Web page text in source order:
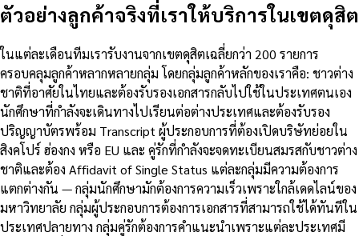
ตัวอย่างลูกค้าจริงที่เราให้บริการในเขตดุสิต
ในแต่ละเดือนทีมเรารับงานจากเขตดุสิตเฉลี่ยกว่า 200 รายการ
ครอบคลุมลูกค้าหลากหลายกลุ่ม โดยกลุ่มลูกค้าหลักของเราคือ: ชาวต่าง
ชาติที่อาศัยในไทยและต้องรับรองเอกสารกลับไปใช้ในประเทศตนเอง
นักศึกษาที่กำลังจะเดินทางไปเรียนต่อต่างประเทศและต้องรับรอง
ปริญญาบัตรพร้อม Transcript ผู้ประกอบการที่ต้องเปิดบริษัทย่อยใน
สิงคโปร์ ฮ่องกง หรือ EU และ คู่รักที่กำลังจะจดทะเบียนสมรสกับชาวต่าง
ชาติและต้อง Affidavit of Single Status แต่ละกลุ่มมีความต้องการ
แตกต่างกัน — กลุ่มนักศึกษามักต้องการความเร็วเพราะใกล้เดดไลน์ของ
มหาวิทยาลัย กลุ่มผู้ประกอบการต้องการเอกสารที่สามารถใช้ได้ทันทีใน
ประเทศปลายทาง กลุ่มคู่รักต้องการคำแนะนำเพราะแต่ละประเทศมี